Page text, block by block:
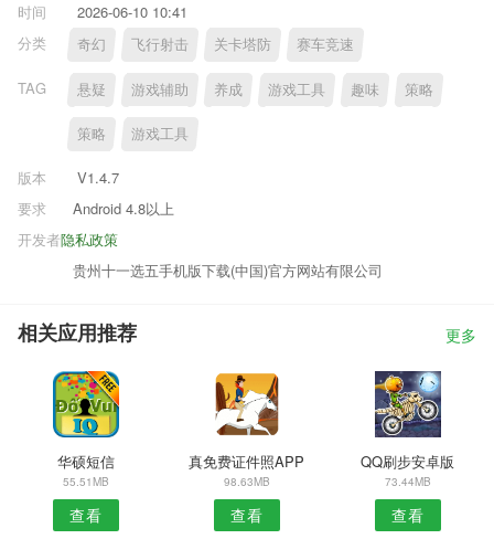
时间
2026-06-10 10:41
分类
奇幻 飞行射击 关卡塔防 赛车竞速
TAG 悬疑 游戏辅助 养成 游戏工具 趣味 策略
策略 游戏工具
版本
V1.4.7
要求
Android 4.8以上
隐私政策
开发者
贵州十一选五手机版下载(中国)官方网站有限公司
相关应用推荐 更多
华硕短信
55.51MB
查看
真免费证件照APP
98.63MB
查看
QQ刷步安卓版
73.44MB
查看